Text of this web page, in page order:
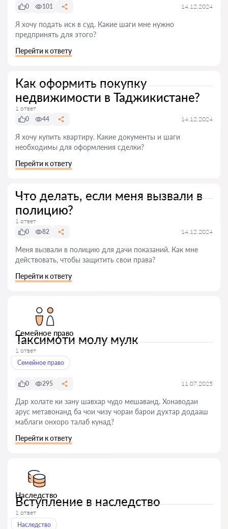
0
101 14.12.2024
Я хочу подать иск в суд. Какие шаги мне нужно
предпринять для этого?
Перейти к ответу
Как оформить покупку
недвижимости в Таджикистане?
1 ответ
0
44 14.12.2024
Я хочу купить квартиру. Какие документы и шаги
необходимы для оформления сделки?
Перейти к ответу
Что делать, если меня вызвали в
полицию?
1 ответ
0
82 14.12.2024
Меня вызвали в полицию для дачи показаний. Как мне
действовать, чтобы защитить свои права?
Перейти к ответу
Семейное право
Таксимоти молу мулк
1 ответ
Семейное право
0 295 11.07.2025
Дар холате ки зану шавхар чудо мешаванд. Хонаводаи
арус метавонанд ба чои чизу чораи барои духтар додааш
маблаги онхоро талаб кунад?
Перейти к ответу
Наследство
Вступление в наследство
1 ответ
Наследство